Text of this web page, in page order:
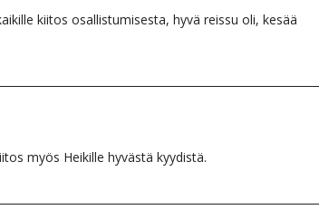
kiitos osallistumisesta, hyvä reissu oli, kesää
myös Heikille hyvästä kyydistä.